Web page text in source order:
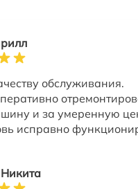
обслуживания.
и за умеренную
исправно